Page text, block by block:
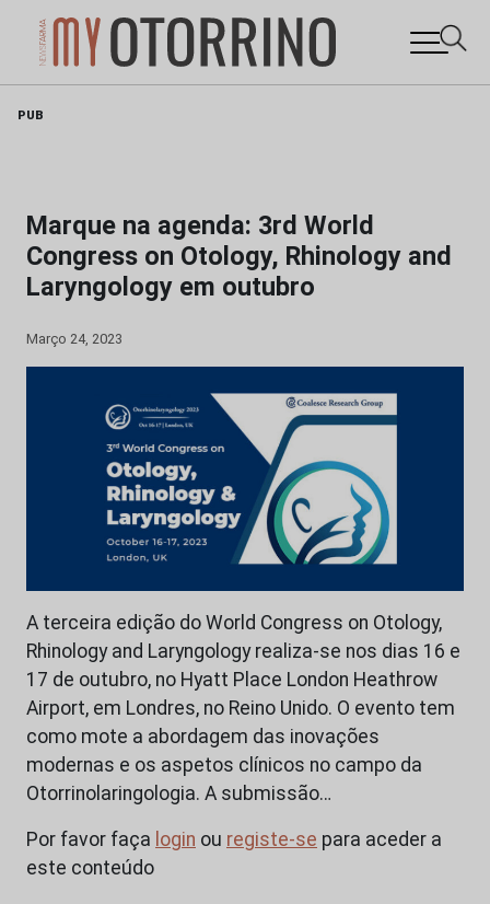
PUB
Marque na agenda: 3rd World
Congress on Otology, Rhinology and
Laryngology em outubro
Março 24, 2023
A terceira edição do World Congress on Otology,
Rhinology and Laryngology realiza-se nos dias 16 e
17 de outubro, no Hyatt Place London Heathrow
Airport, em Londres, no Reino Unido. O evento tem
como mote a abordagem das inovações
modernas e os aspetos clínicos no campo da
Otorrinolaringologia. A submissão…
Por favor faça login ou registe-se para aceder a
este conteúdo